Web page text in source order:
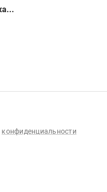
конфиденциальности